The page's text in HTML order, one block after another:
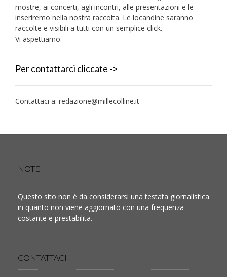
mostre, ai concerti, agli incontri, alle presentazioni e le
inseriremo nella nostra raccolta. Le locandine saranno
raccolte e visibili a tutti con un semplice click.
Vi aspettiamo.
Per contattarci cliccate ->
Contattaci a: redazione@millecolline.it
NOTE
Questo sito non è da considerarsi una testata giornalistica
in quanto non viene aggiornato con una frequenza
costante e prestabilita.
CONTATTACI